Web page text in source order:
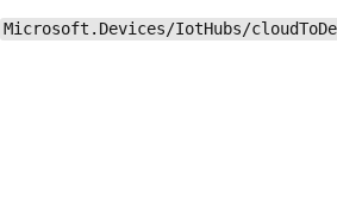
Microsoft.Devices/IotHubs/